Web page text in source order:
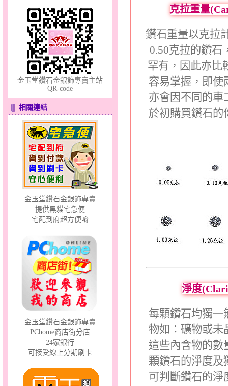
幸福洋溢～金銀鋼套鍊
分享愛～金銀鋼套鍊
貓頭鷹～黃金耳環
幸福祈願～金銀鋼套鍊
金玉堂鑽石金銀飾專賣主站
QR-code
相關連結
金玉堂鑽石金銀飾專賣
提供黑貓宅急便
宅配到府超方便唷
金玉堂鑽石金銀飾專賣
PChome商店街分店
24家銀行
可接受線上分期刷卡
克拉重量
鑽石重量以克拉
0.50克拉的鑽石
罕有，因此亦比
容易掌握，即使
亦會因不同的車
於初購買鑽石的
淨度
每顆鑽石均獨一
物如：礦物或未
這些內含物的數
顆鑽石的淨度及
可判斷鑽石的淨